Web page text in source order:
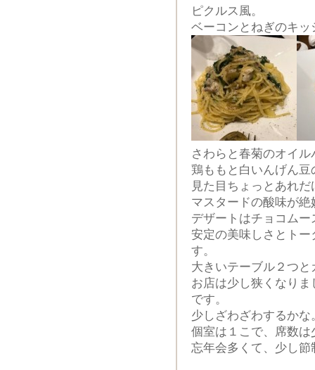
ピクルス風。
ベーコンとねぎのキッ
さわらと春菊のオイル
鶏ももと白いんげん豆
見た目ちょっとあれ
マスタードの酸味が絶
デザートはチョコム
安定の美味しさとト
す。
大きいテーブル２つ
お店は少し狭くなり
です。
少しざわざわするかな
個室は１こで、席数は
忘年会多くて、少し